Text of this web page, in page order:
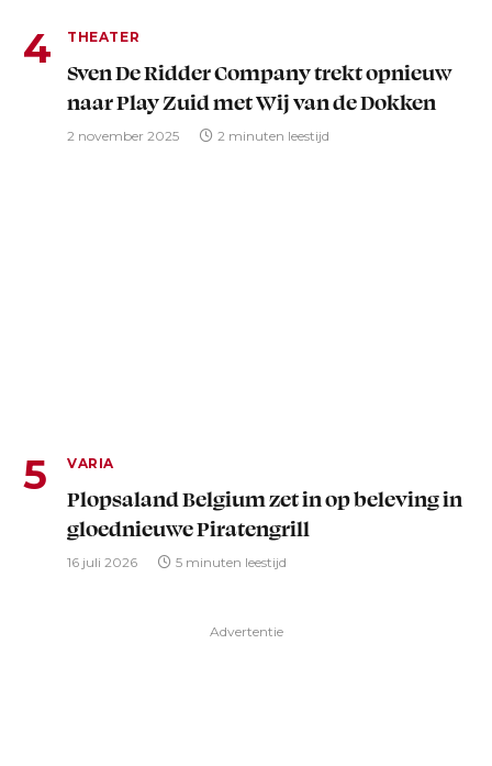
THEATER
Sven De Ridder Company trekt opnieuw
naar Play Zuid met Wij van de Dokken
2 november 2025 2 minuten leestijd
VARIA
Plopsaland Belgium zet in op beleving in
gloednieuwe Piratengrill
16 juli 2026 5 minuten leestijd
Advertentie